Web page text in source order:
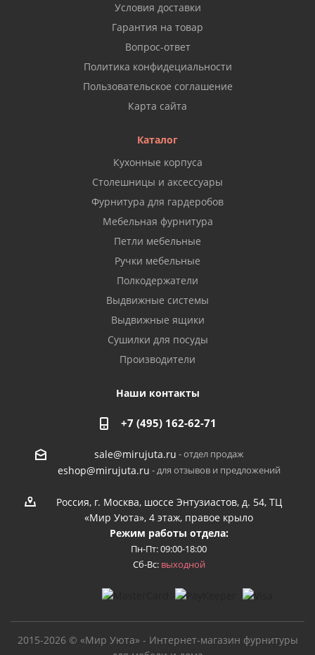
Условия доставки
Гарантия на товар
Вопрос-ответ
Политика конфидециальности
Пользовательское соглашение
Карта сайта
Каталог
Кухонные корпуса
Столешницы и аксессуары
Фурнитура для гардеробов
Мебельная фурнитура
Петли мебельные
Ручки мебельные
Полкодержатели
Выдвижные системы
Выдвижные ящики
Сушилки для посуды
Производители
Наши контакты
+7 (495) 162-62-71
sale@mirujuta.ru - отдел продаж
eshop@mirujuta.ru - для отзывов и предложений
Россия, г. Москва, шоссе Энтузиастов, д. 54, ТЦ
«Мир Уюта», 4 этаж, правое крыло
Режим работы отдела:
Пн-Пт: 09:00-18:00
Сб-Вс: выходной
2015-2026 © «Мир Уюта» - Интернет-магазин фурнитуры